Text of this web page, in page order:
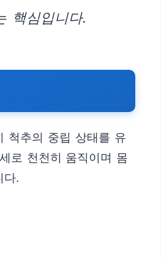
핵심입니다.
척추의 중립 상태를 유
로 천천히 움직이며 몸
다.